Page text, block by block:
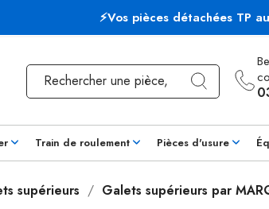
⚡Vos pièces détachées TP
Train de roulement Pièces d'usure
supérieurs Galets supérieurs par